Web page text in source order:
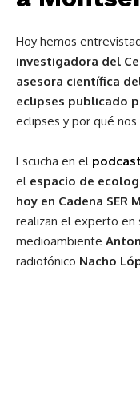
Hoy hemos
investigadora del
asesora científica
eclipses publicado
eclipses y por qué
Escucha en el
el espacio de
hoy en Cadena SER
realizan el experto en
medioambiente
radiofónico Nacho